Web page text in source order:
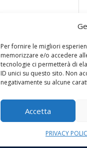
Per fornire le migliori
memorizzare e/o accedere
tecnologie ci permetterà di
ID unici su questo sito. Non
negativamente su alcune
Accetta
PRIVACY